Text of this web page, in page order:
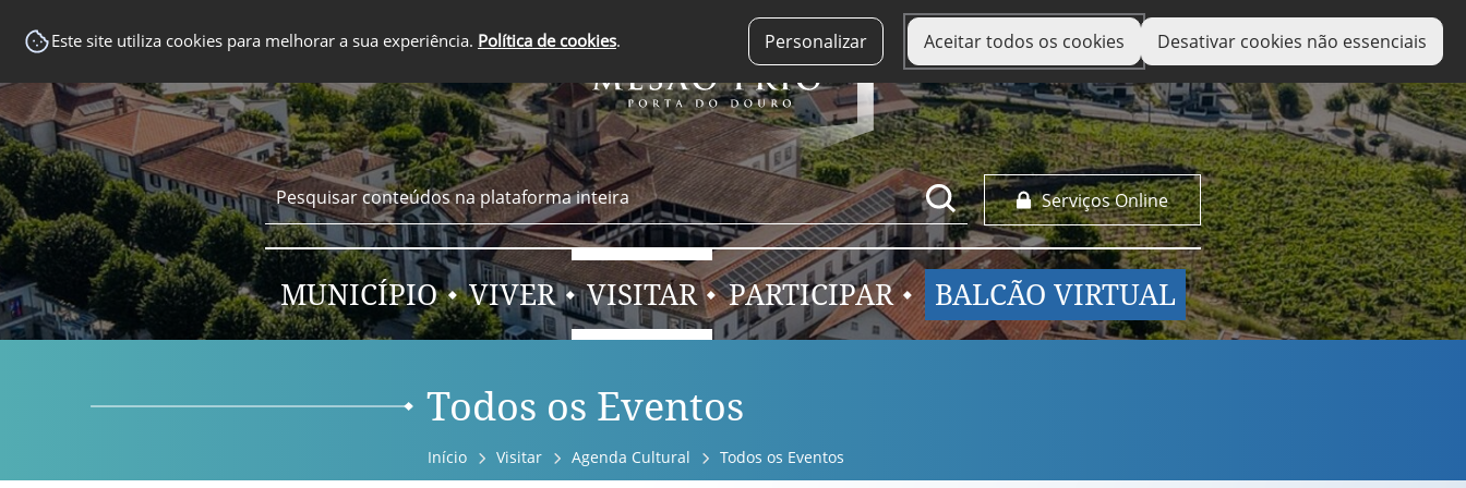
Este site utiliza cookies para melhorar a sua experiência. Política de cookies. Personalizar Aceitar todos os cookies Desativar cookies não essenciais
Serviços Online
MUNICÍPIO VIVER VISITAR PARTICIPAR BALCÃO VIRTUAL
Todos os Eventos
Início Visitar Agenda Cultural Todos os Eventos